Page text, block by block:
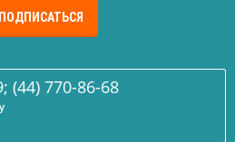
ПОДПИСАТЬСЯ
(44) 770-86-68